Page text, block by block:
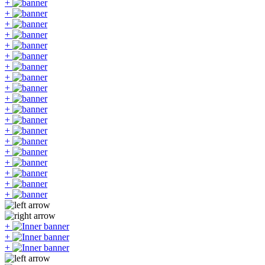
+
+
+
+
+
+
+
+
+
+
+
+
+
+
+
+
+
+
+
+
+
+